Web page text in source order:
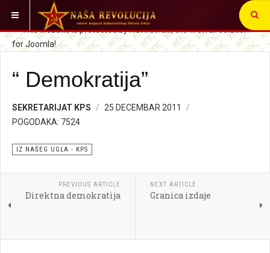
VI STE OVDE: SRBIJA I SVET IZ NAŠEG UGLA
“ Demokratija”
SEKRETARIJAT KPS
25 DECEMBAR 2011
POGODAKA: 7524
IZ NAŠEG UGLA - KPS
PREVIOUS ARTICLE
Direktna demokratija
NEXT ARTICLE
Granica izdaje